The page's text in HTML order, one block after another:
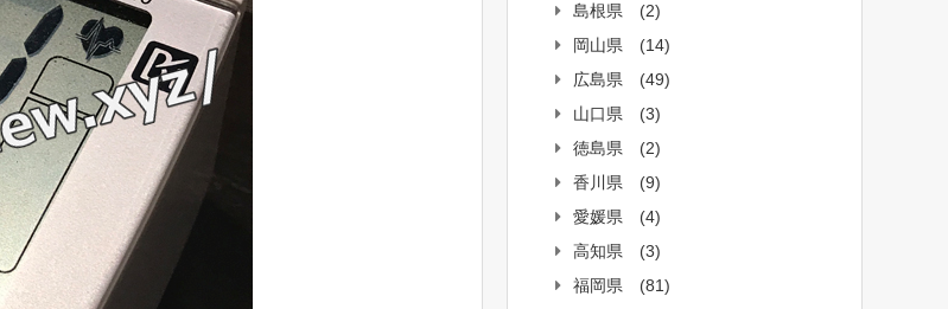
島根県
(2)
岡山県
(14)
広島県
(49)
山口県
(3)
徳島県
(2)
香川県
(9)
愛媛県
(4)
高知県
(3)
福岡県
(81)